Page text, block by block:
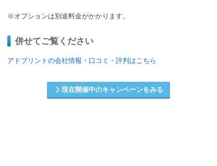
※オプションは別途料金がかかります。
併せてご覧ください
アドプリントの会社情報・口コミ・評判はこちら
現在開催中のキャンペーンをみる